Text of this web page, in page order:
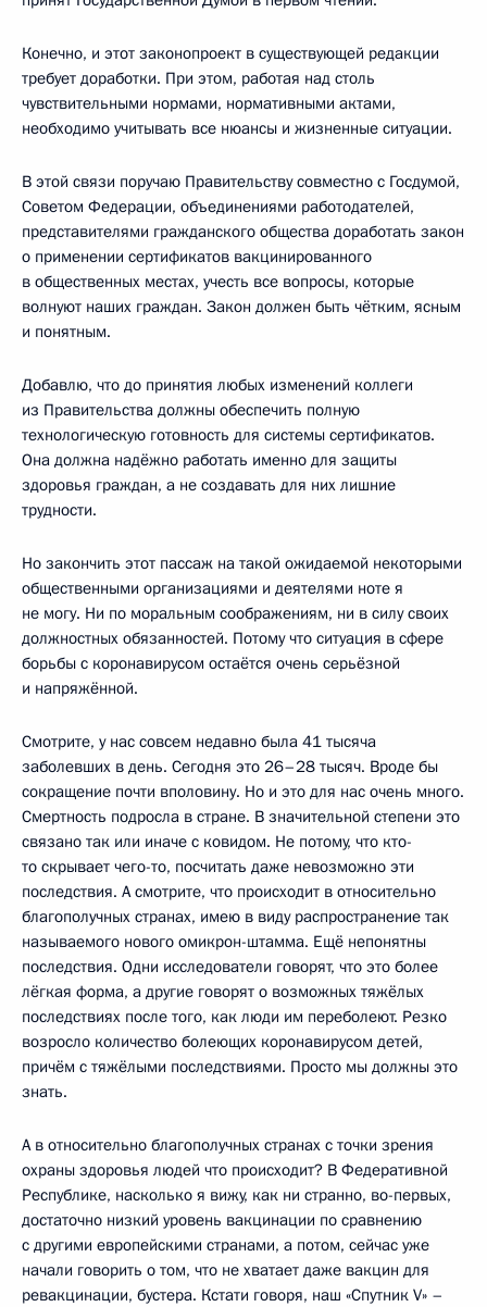
Конечно, и этот законопроект в существующей редакции
требует доработки. При этом, работая над столь
чувствительными нормами, нормативными актами,
необходимо учитывать все нюансы и жизненные ситуации.
В этой связи поручаю Правительству совместно с Госдумой,
Советом Федерации, объединениями работодателей,
представителями гражданского общества доработать закон
о применении сертификатов вакцинированного
в общественных местах, учесть все вопросы, которые
волнуют наших граждан. Закон должен быть чётким, ясным
и понятным.
Добавлю, что до принятия любых изменений коллеги
из Правительства должны обеспечить полную
технологическую готовность для системы сертификатов.
Она должна надёжно работать именно для защиты
здоровья граждан, а не создавать для них лишние
трудности.
Но закончить этот пассаж на такой ожидаемой некоторыми
общественными организациями и деятелями ноте я
не могу. Ни по моральным соображениям, ни в силу своих
должностных обязанностей. Потому что ситуация в сфере
борьбы с коронавирусом остаётся очень серьёзной
и напряжённой.
Смотрите, у нас совсем недавно была 41 тысяча
заболевших в день. Сегодня это 26–28 тысяч. Вроде бы
сокращение почти вполовину. Но и это для нас очень много.
Смертность подросла в стране. В значительной степени это
связано так или иначе с ковидом. Не потому, что кто-
то скрывает чего-то, посчитать даже невозможно эти
последствия. А смотрите, что происходит в относительно
благополучных странах, имею в виду распространение так
называемого нового омикрон-штамма. Ещё непонятны
последствия. Одни исследователи говорят, что это более
лёгкая форма, а другие говорят о возможных тяжёлых
последствиях после того, как люди им переболеют. Резко
возросло количество болеющих коронавирусом детей,
причём с тяжёлыми последствиями. Просто мы должны это
знать.
А в относительно благополучных странах с точки зрения
охраны здоровья людей что происходит? В Федеративной
Республике, насколько я вижу, как ни странно, во-первых,
достаточно низкий уровень вакцинации по сравнению
с другими европейскими странами, а потом, сейчас уже
начали говорить о том, что не хватает даже вакцин для
ревакцинации, бустера. Кстати говоря, наш «Спутник V» –